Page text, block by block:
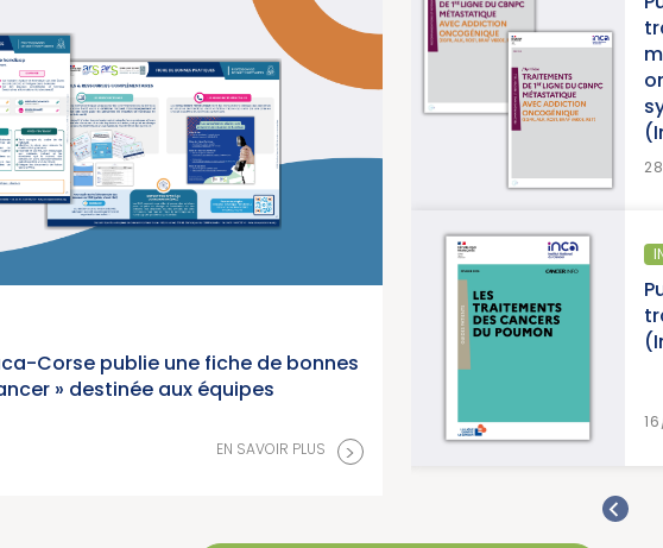
Corse publie une fiche de bonnes
» destinée aux équipes
EN SAVOIR PLUS >
les
>
en
du
traitements de 1re ligne du CBNPC
métastatique avec addiction
oncogénique, accompagné d’une
synthèse et d’une synthèse de
(Institut National du Cancer)
EN SAVOIR
INFORMATION PATIENTS
Publication d’un guide info patients
traitements des cancers du
(Institut National du Cancer)
EN SAVOIR